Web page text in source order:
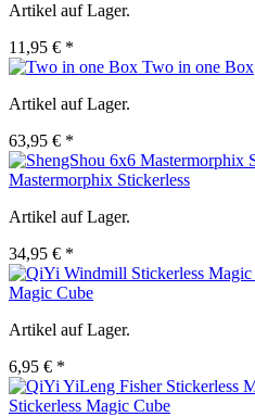
Artikel auf Lager.
11,95 € *
Two in one Box
Artikel auf Lager.
63,95 € *
Mastermorphix Stickerless
Artikel auf Lager.
34,95 € *
Magic Cube
Artikel auf Lager.
6,95 € *
Stickerless Magic Cube